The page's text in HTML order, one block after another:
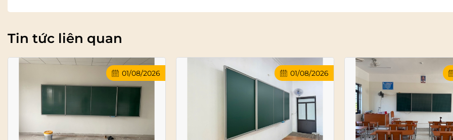
Tin tức liên quan
01/08/2026 01/08/2026